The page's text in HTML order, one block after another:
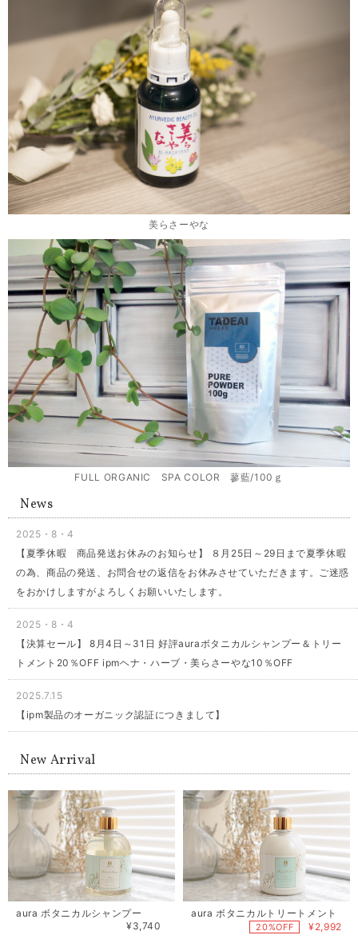
美らさーやな
FULL ORGANIC SPA COLOR 蓼藍/100ｇ
News
2025・8・4
【夏季休暇 商品発送お休みのお知らせ】 ８月25日～29日まで夏季休暇
の為、商品の発送、お問合せの返信をお休みさせていただきます。ご迷惑
をおかけしますがよろしくお願いいたします。
2025・8・4
【決算セール】 8月4日～31日 好評auraボタニカルシャンプー＆トリー
トメント20％OFF ipmヘナ・ハーブ・美らさーやな10％OFF
2025.7.15
【ipm製品のオーガニック認証につきまして】
New Arrival
aura ボタニカルシャンプー
¥3,740
aura ボタニカルトリートメント
20%OFF ¥2,992